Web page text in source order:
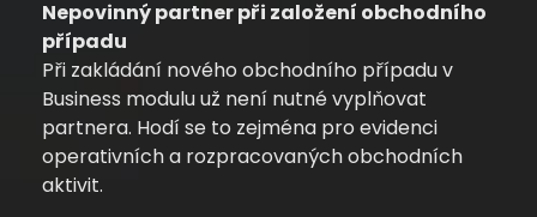
Nepovinný partner při založení obchodního
případu
Při zakládání nového obchodního případu v
Business modulu už není nutné vyplňovat
partnera. Hodí se to zejména pro evidenci
operativních a rozpracovaných obchodních
aktivit.